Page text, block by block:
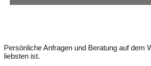
Persönliche Anfragen und Beratung auf dem
liebsten ist.